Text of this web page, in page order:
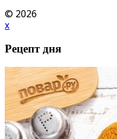
© 2026
x
Рецепт дня